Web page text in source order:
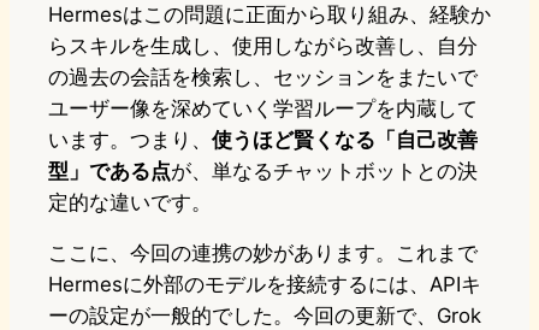
Hermesはこの問題に正面から取り組み、経験か
らスキルを生成し、使用しながら改善し、自分
の過去の会話を検索し、セッションをまたいで
ユーザー像を深めていく学習ループを内蔵して
います。つまり、 使うほど賢くなる「自己改善
型」である点が、単なるチャットボットとの決
定的な違いです。
ここに、今回の連携の妙があります。これまで
Hermesに外部のモデルを接続するには、APIキ
ーの設定が一般的でした。今回の更新で、Grok